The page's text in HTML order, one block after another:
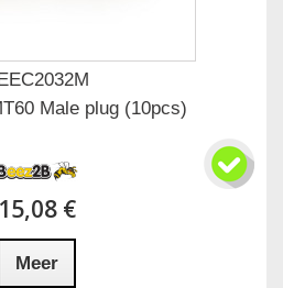
Male plug (10pcs)
15,08 €
Meer